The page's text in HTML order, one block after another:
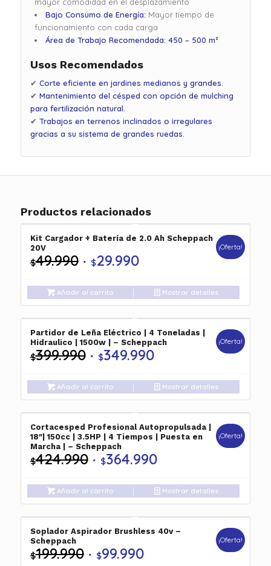
mayor comodidad en el desplazamiento
Bajo Consumo de Energía: Mayor tiempo de
funcionamiento con cada carga
Área de Trabajo Recomendada: 450 – 500 m²
Usos Recomendados
✔ Corte eficiente en jardines medianos y grandes.
✔ Mantenimiento del césped con opción de mulching
para fertilización natural.
✔ Trabajos en terrenos inclinados o irregulares
gracias a su sistema de grandes ruedas.
Productos relacionados
Kit Cargador + Batería de 2.0 Ah Scheppach
20V
$49.990 El
original
era:
$49.990.
$29.990El
actual
es:
$29.990.
¡Oferta!
Añadir al carrito Mostrar detalles
Partidor de Leña Eléctrico | 4 Toneladas |
Hidraulico | 1500w | – Scheppach
$399.990 El
original
era:
$399.990.
$349.990El
actual
es:
$349.990.
¡Oferta!
Añadir al carrito Mostrar detalles
Cortacesped Profesional Autopropulsada |
18″| 150cc | 3.5HP | 4 Tiempos | Puesta en
Marcha | – Scheppach
$424.990 El
original
era:
$424.990.
$364.990El
actual
es:
$364.990.
¡Oferta!
Añadir al carrito Mostrar detalles
Soplador Aspirador Brushless 40v –
Scheppach
$199.990 El $99.990El
¡Oferta!